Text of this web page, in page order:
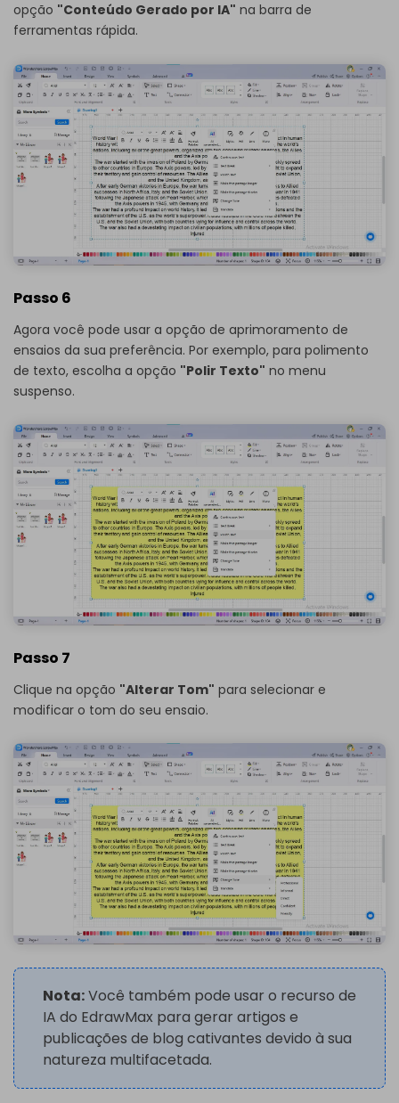
opção "Conteúdo Gerado por IA" na barra de
ferramentas rápida.
Passo 6
Agora você pode usar a opção de aprimoramento de
ensaios da sua preferência. Por exemplo, para polimento
de texto, escolha a opção "Polir Texto" no menu
suspenso.
Passo 7
Clique na opção "Alterar Tom" para selecionar e
modificar o tom do seu ensaio.
Nota:Você também pode usar o recurso de
IA do EdrawMax para gerar artigos e
publicações de blog cativantes devido à sua
natureza multifacetada.